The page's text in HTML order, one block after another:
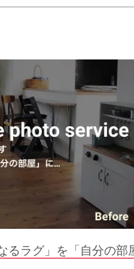
るラグ」を「自分の